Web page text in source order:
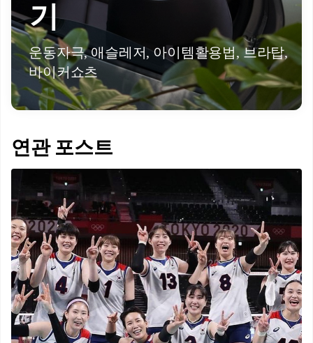
기
운동자극, 애슬레저, 아이템활용법, 브라탑,
바이커쇼츠
연관 포스트